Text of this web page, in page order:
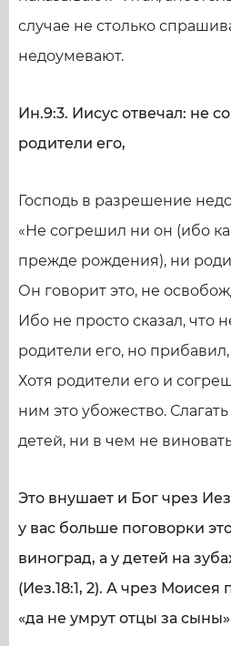
случае не столько
недоумевают.
Ин.9:3. Иисус отвечал: не
родители его,
Господь в разрешение
«Не согрешил ни он (ибо
прежде рождения), ни
Он говорит это, не
Ибо не просто сказал, что
родители его, но
Хотя родители его и
ним это убожество.
детей, ни в чем не
Это внушает и Бог чрез
у вас больше поговорки
виноград, а у детей на
(Иез.18:1, 2). А чрез Моисея
«да не умрут отцы за сыны»